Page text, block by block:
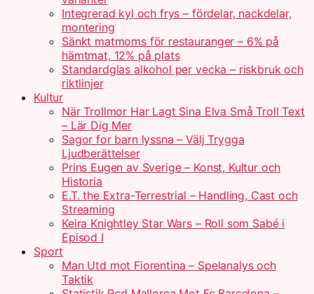
Integrerad kyl och frys – fördelar, nackdelar,
montering
Sänkt matmoms för restauranger – 6% på
hämtmat, 12% på plats
Standardglas alkohol per vecka – riskbruk och
riktlinjer
Kultur
När Trollmor Har Lagt Sina Elva Små Troll Text
– Lär Dig Mer
Sagor for barn lyssna – Välj Trygga
Ljudberättelser
Prins Eugen av Sverige – Konst, Kultur och
Historia
E.T. the Extra-Terrestrial – Handling, Cast och
Streaming
Keira Knightley Star Wars – Roll som Sabé i
Episod I
Sport
Man Utd mot Fiorentina – Spelanalys och
Taktik